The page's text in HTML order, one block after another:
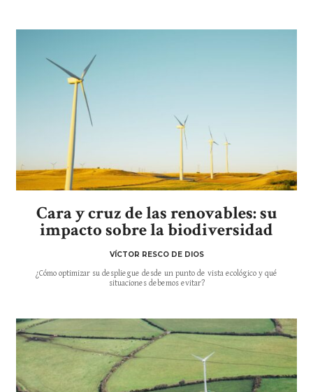
Cara y cruz de las renovables: su
impacto sobre la biodiversidad
VÍCTOR RESCO DE DIOS
¿Cómo optimizar su despliegue desde un punto de vista ecológico y qué
situaciones debemos evitar?